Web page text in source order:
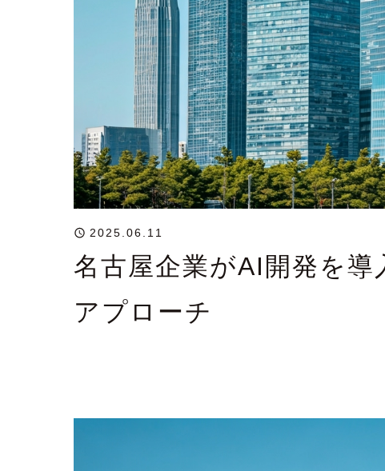
2025.06.11
名古屋企業がAI開発を導
アプローチ